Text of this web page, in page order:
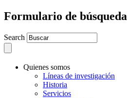
Formulario de búsqueda
Search
Quienes somos
Líneas de investigación
Historia
Servicios